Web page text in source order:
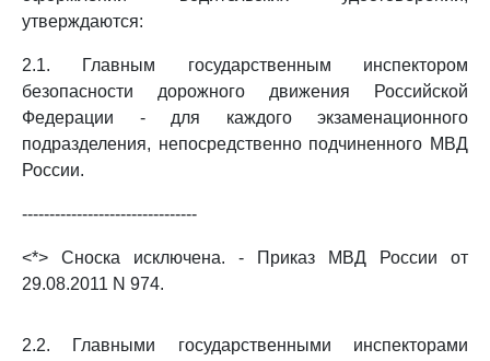
утверждаются:
2.1. Главным государственным инспектором
безопасности дорожного движения Российской
Федерации - для каждого экзаменационного
подразделения, непосредственно подчиненного МВД
России.
--------------------------------
<*> Сноска исключена. - Приказ МВД России от
29.08.2011 N 974.
2.2. Главными государственными инспекторами